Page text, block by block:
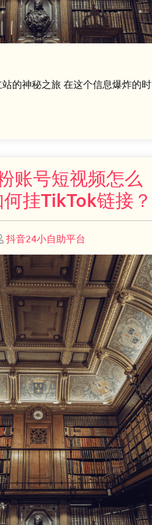
的神秘之旅 在这个信息爆炸的时
账号短视频怎么
挂TikTok链接？
抖音24小自助平台